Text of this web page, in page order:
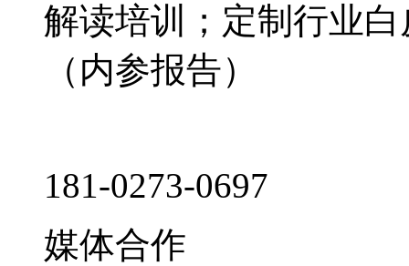
解读培训；定制行业
（内参报告）
181-0273-0697
媒体合作